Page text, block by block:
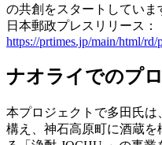
の共創をスタートしていま
日本郵政プレスリリース：
https://prtimes.jp/main/html/
ナオライでのプ
本プロジェクトで多田氏
構え、神石高原町に酒蔵